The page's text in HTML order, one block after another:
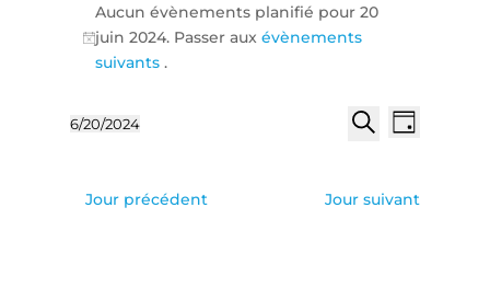
for
20
juin
Notice
Aucun évènements planifié pour 20
juin 2024. Passer auxévènements
suivants.
de
de
Jour
6/20/2024
date.
Jour précédent Jour suivant